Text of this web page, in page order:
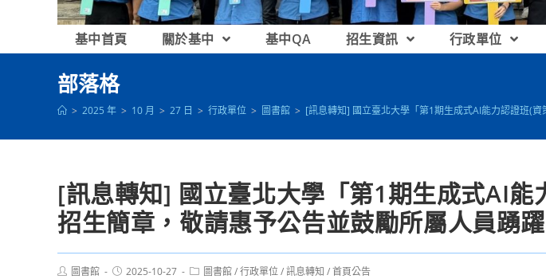
基中首頁 關於基中 基中QA 招生資訊 行政單位
部落格
> 2025 年 > 10 月 > 27 日 > 行政單位 > 圖書館 > [訊息轉知] 國立臺北大學「第1期生成式AI能力認證班(
[訊息轉知] 國立臺北大學「第1期生成式AI能
招生簡章，敬請惠予公告並鼓勵所屬人員踴
Post圖書館
Post2025-10-27
Post圖書館/行政單位/訊息轉知 /首頁公告